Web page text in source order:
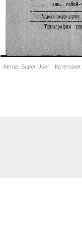
Автор: Super User Категория: